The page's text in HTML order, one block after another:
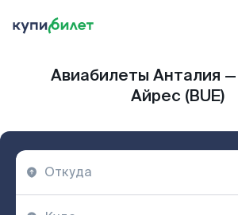
Авиабилеты Анталия
Айрес (BUE)